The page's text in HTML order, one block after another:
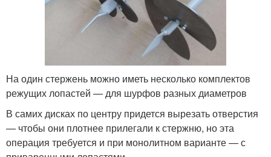
На один стержень можно иметь несколько комплектов
режущих лопастей — для шурфов разных диаметров
В самих дисках по центру придется вырезать отверстия
— чтобы они плотнее прилегали к стержню, но эта
операция требуется и при монолитном варианте — с